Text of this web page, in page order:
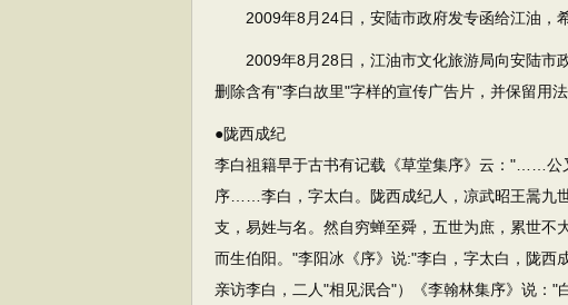
2009年8月24日，安陆市政府发专函给江油，希
2009年8月28日，江油市文化旅游局向安陆市
删除含有"李白故里"字样的宣传广告片，并保留用
●陇西成纪
李白祖籍早于古书有记载《草堂集序》云："……公
序……李白，字太白。陇西成纪人，凉武昭王暠九
支，易姓与名。然自穷蝉至舜，五世为庶，累世不
而生伯阳。"李阳冰《序》说:"李白，字太白，陇西
亲访李白，二人"相见泯合"）《李翰林集序》说：